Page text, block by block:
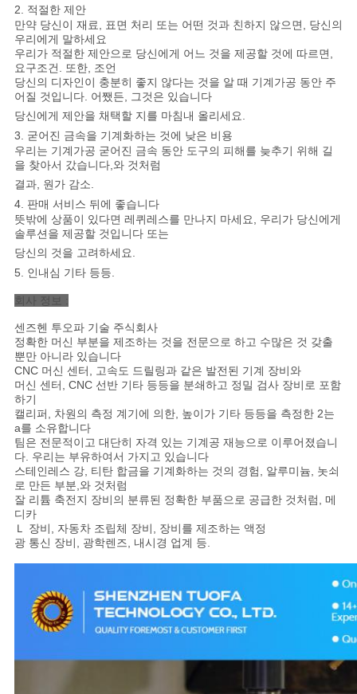
2. 적절한 제안
만약 당신이 재료, 표면 처리 또는 어떤 것과 친하지 않으면, 당신의
우리에게 말하세요
우리가 적절한 제안으로 당신에게 어느 것을 제공할 것에 따르면,
요구조건. 또한, 조언
당신의 디자인이 충분히 좋지 않다는 것을 알 때 기계가공 동안 주
어질 것입니다. 어쨌든, 그것은 있습니다
당신에게 제안을 채택할 지를 마침내 올리세요.
3. 굳어진 금속을 기계화하는 것에 낮은 비용
우리는 기계가공 굳어진 금속 동안 도구의 피해를 늦추기 위해 길
을 찾아서 갔습니다,와 것처럼
결과, 원가 감소.
4. 판매 서비스 뒤에 좋습니다
뜻밖에 상품이 있다면 레퀴레스를 만나지 마세요, 우리가 당신에게
솔루션을 제공할 것입니다 또는
당신의 것을 고려하세요.
5. 인내심 기타 등등.
회사 정보 :
센즈헨 투오파 기술 주식회사
정확한 머신 부분을 제조하는 것을 전문으로 하고 수많은 것 갖출
뿐만 아니라 있습니다
CNC 머신 센터, 고속도 드릴링과 같은 발전된 기계 장비와
머신 센터, CNC 선반 기타 등등을 분쇄하고 정밀 검사 장비로 포함
하기
캘리퍼, 차원의 측정 계기에 의한, 높이가 기타 등등을 측정한 2는
a를 소유합니다
팀은 전문적이고 대단히 자격 있는 기계공 재능으로 이루어졌습니
다. 우리는 부유하여서 가지고 있습니다
스테인레스 강, 티탄 합금을 기계화하는 것의 경험, 알루미늄, 놋쇠
로 만든 부분,와 것처럼
잘 리튬 축전지 장비의 분류된 정확한 부품으로 공급한 것처럼, 메
디카
Ｌ 장비, 자동차 조립체 장비, 장비를 제조하는 액정
광 통신 장비, 광학렌즈, 내시경 업계 등.